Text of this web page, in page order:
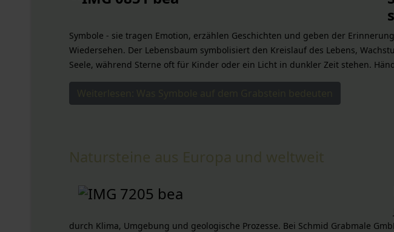
Symbole - sie tragen Emotion, erzählen Geschichten und geben der
Wiedersehen. Der Lebensbaum symbolisiert den Kreislauf des Lebens,
Seele, während Sterne oft für Kinder oder ein Licht in dunkler Zeit stehen.
Natursteine aus Europa und weltweit
durch Klima, Umgebung und geologische Prozesse. Bei Schmid Grabmale